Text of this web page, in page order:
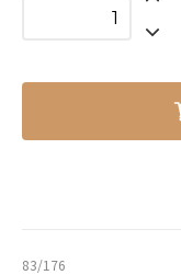
83/176